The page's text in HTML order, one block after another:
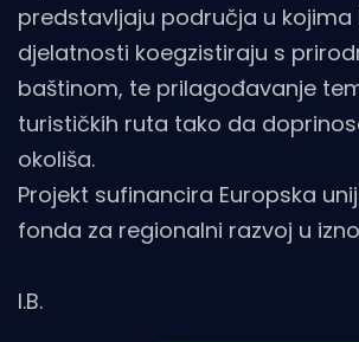
predstavljaju područja u kojima
djelatnosti koegzistiraju s
baštinom, te prilagođavanje
turističkih ruta tako da
okoliša.
Projekt sufinancira Europska
fonda za regionalni razvoj u
I.B.